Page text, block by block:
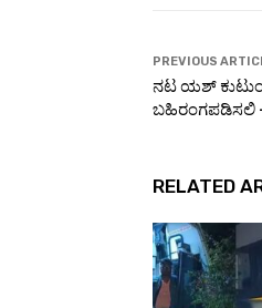
PREVIOUS
ನಟ ಯಶ್‌
ಬಹಿರಂಗಪಡಿಸಲಿ
RELATED